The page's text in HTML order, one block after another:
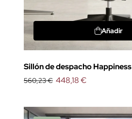
Añadir
Sillón de despacho Happiness
560,23 € 448,18 €